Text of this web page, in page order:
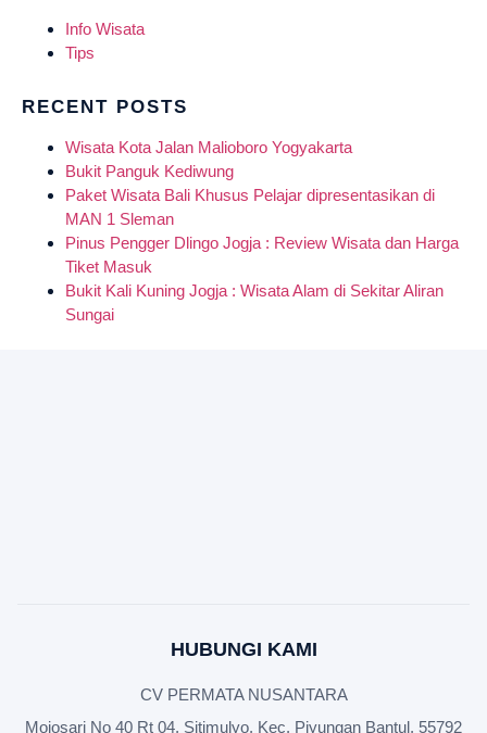
Info Wisata
Tips
RECENT POSTS
Wisata Kota Jalan Malioboro Yogyakarta
Bukit Panguk Kediwung
Paket Wisata Bali Khusus Pelajar dipresentasikan di
MAN 1 Sleman
Pinus Pengger Dlingo Jogja : Review Wisata dan Harga
Tiket Masuk
Bukit Kali Kuning Jogja : Wisata Alam di Sekitar Aliran
Sungai
HUBUNGI KAMI
CV PERMATA NUSANTARA
Mojosari No 40 Rt 04, Sitimulyo, Kec. Piyungan Bantul, 55792